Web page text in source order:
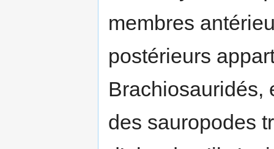
membres
postérieurs
Brachiosauridés,
des sauropodes